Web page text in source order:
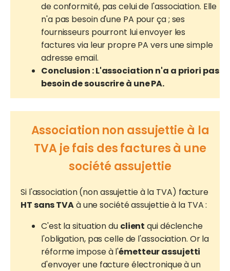
de conformité, pas celui de l'association. Elle
n'a pas besoin d'une PA pour ça ; ses
fournisseurs pourront lui envoyer les
factures via leur propre PA vers une simple
adresse email.
Conclusion : L'association n'a a priori pas
besoin de souscrire à une PA.
Association non assujettie à la
TVA je fais des factures à une
société assujettie
Si l'association (non assujettie à la TVA) facture
HT sans TVAà une société assujettie à la TVA :
C'est la situation du client qui déclenche
l'obligation, pas celle de l'association. Or la
réforme impose à l'émetteur assujetti
d'envoyer une facture électronique à un